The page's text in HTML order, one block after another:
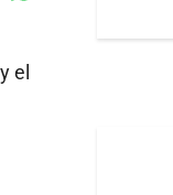
el